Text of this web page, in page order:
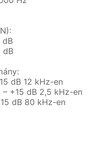
dB
dB
dB 12 kHz-en
+15 dB 2,5 kHz-en
dB 80 kHz-en